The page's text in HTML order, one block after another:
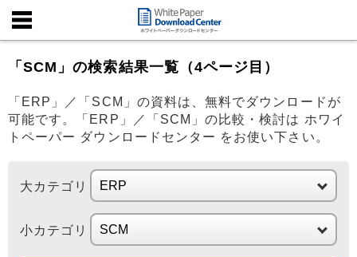
「SCM」の検索結果一覧（4ページ目）
「ERP」／「SCM」の資料は、無料でダウンロードが
可能です。「ERP」／「SCM」の比較・検討は ホワイ
トペーパー ダウンロードセンター をお使い下さい。
大カテゴリ
小カテゴリ